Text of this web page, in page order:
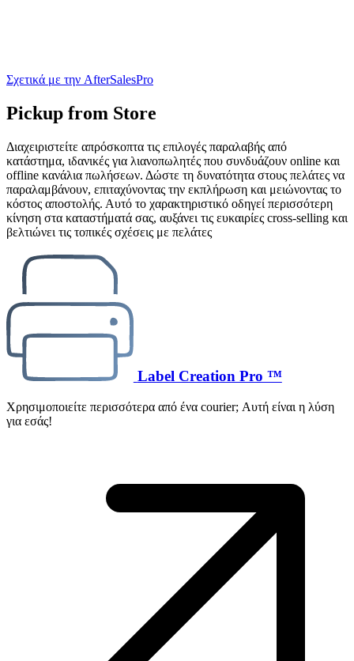
Σχετικά με την AfterSalesPro
Pickup from Store
Διαχειριστείτε απρόσκοπτα τις επιλογές παραλαβής από
κατάστημα, ιδανικές για λιανοπωλητές που συνδυάζουν online και
offline κανάλια πωλήσεων. Δώστε τη δυνατότητα στους πελάτες να
παραλαμβάνουν, επιταχύνοντας την εκπλήρωση και μειώνοντας το
κόστος αποστολής. Αυτό το χαρακτηριστικό οδηγεί περισσότερη
κίνηση στα καταστήματά σας, αυξάνει τις ευκαιρίες cross-selling και
βελτιώνει τις τοπικές σχέσεις με πελάτες
Label Creation Pro ™
Χρησιμοποιείτε περισσότερα από ένα courier; Αυτή είναι η λύση
για εσάς!